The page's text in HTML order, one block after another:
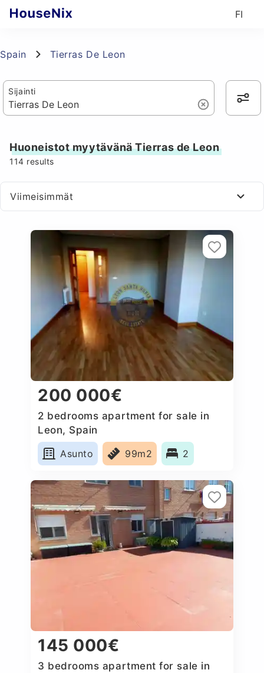
FI
Spain Tierras De Leon
Sijainti
Huoneistot myytävänä Tierras de Leon
114 results
Viimeisimmät
200 000€
2 bedrooms apartment for sale in
Leon, Spain
Asunto
99m2 2
145 000€
3 bedrooms apartment for sale in